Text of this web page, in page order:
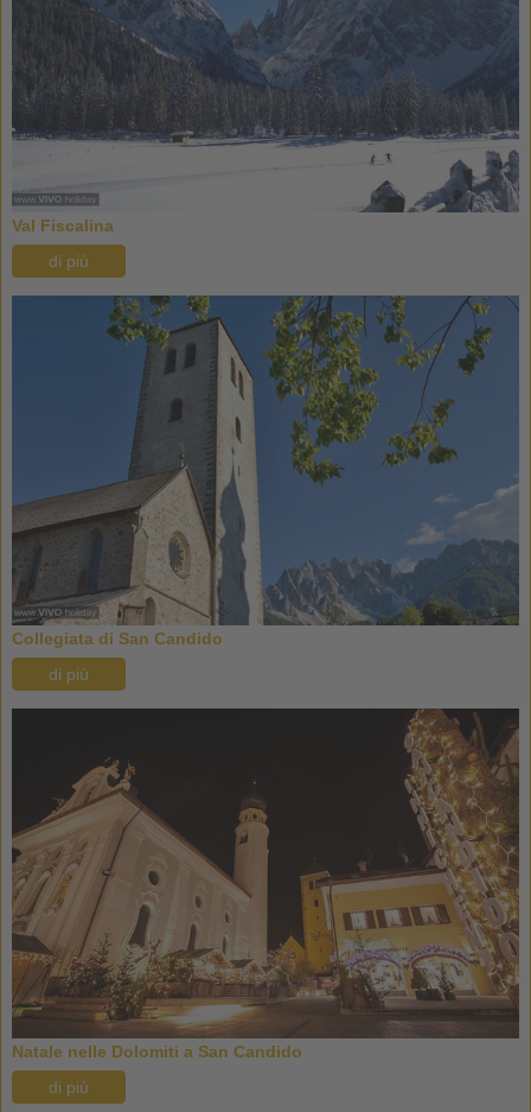
Val Fiscalina
di più
Collegiata di San Candido
di più
Natale nelle Dolomiti a San Candido
di più